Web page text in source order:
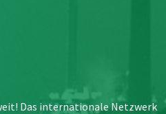
Das internationale Netzwerk